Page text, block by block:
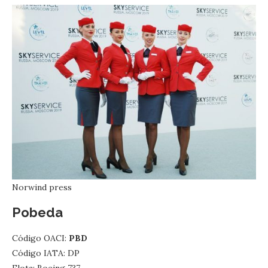
Norwind press
Pobeda
Código OACI: PBD
Código IATA: DP